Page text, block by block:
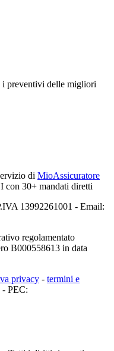
preventivi delle migliori
di MioAssicuratore
30+ mandati diretti
13992261001 - Email:
regolamentato
B000558613 in data
privacy - termini e
- PEC: